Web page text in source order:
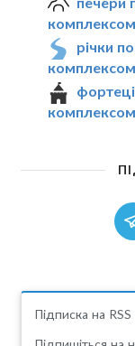
річки
Підписка на